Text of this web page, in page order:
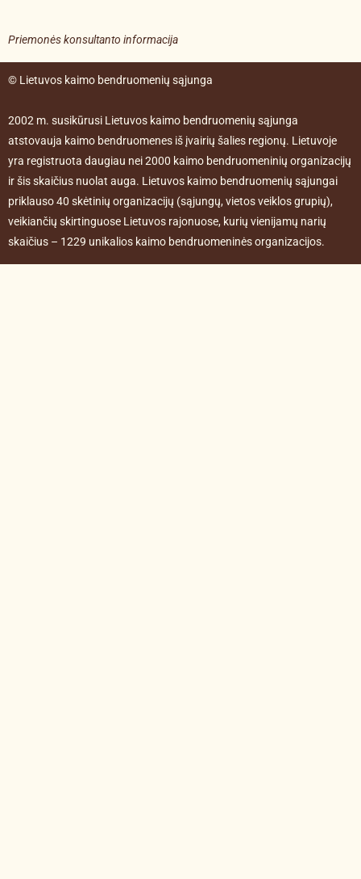
Priemonės konsultanto informacija
© Lietuvos kaimo bendruomenių sąjunga
2002 m. susikūrusi Lietuvos kaimo bendruomenių sąjunga
atstovauja kaimo bendruomenes iš įvairių šalies regionų. Lietuvoje
yra registruota daugiau nei 2000 kaimo bendruomeninių organizacijų
ir šis skaičius nuolat auga. Lietuvos kaimo bendruomenių sąjungai
priklauso 40 skėtinių organizacijų (sąjungų, vietos veiklos grupių),
veikiančių skirtinguose Lietuvos rajonuose, kurių vienijamų narių
skaičius – 1229 unikalios kaimo bendruomeninės organizacijos.